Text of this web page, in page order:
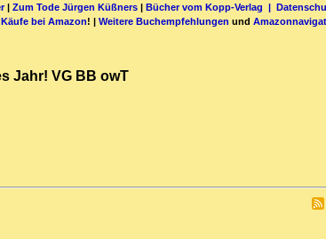
| Zum Tode Jürgen Küßners| Bücher vom Kopp-Verlag |
Käufe bei Amazon! | Weitere Buchempfehlungen und
Jahr! VG BB owT